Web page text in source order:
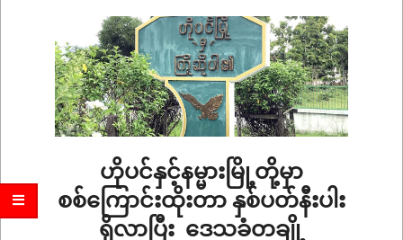
ဟိုပင်နှင့်နမ္မားမြို့တို့မှာ
စစ်ကြောင်းထိုးတာ နှစ်ပတ်နီးပါး
ရှိလာပြီး ဒေသခံတချို့